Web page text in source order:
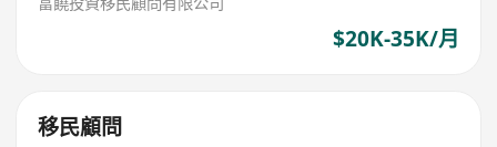
$20K-35K/月
移民顧問